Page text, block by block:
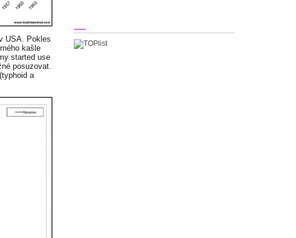
USA. Pokles
kašle
started use
posuzovat.
a